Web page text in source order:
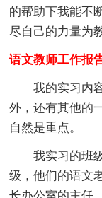
的帮助下我能不
尽自己的力量为
语文教师工作报
我的实习内容
外，还有其他的
自然是重点。
我实习的班级
级，他们的语文